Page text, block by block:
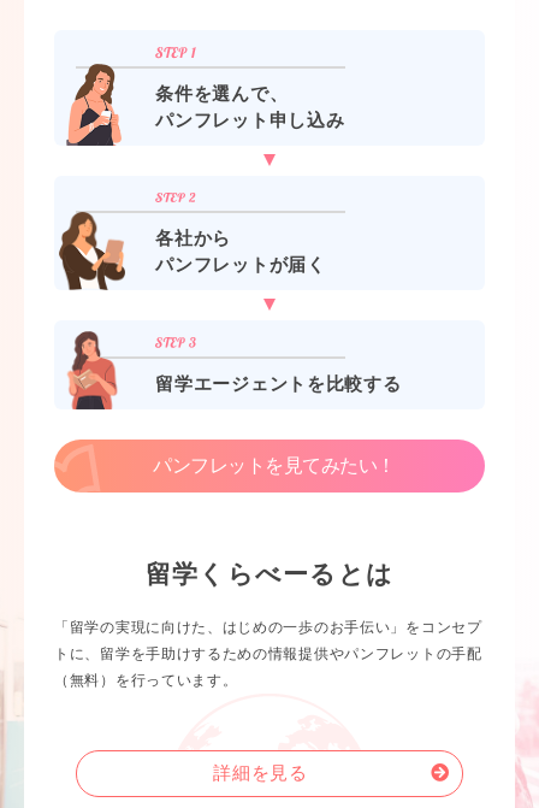
条件を選んで、
パンフレット申し込み
各社から
パンフレットが届く
留学エージェントを比較する
パンフレットを見てみたい！
留学くらべーるとは
「留学の実現に向けた、はじめの一歩のお手伝い」をコンセプ
トに、留学を手助けするための情報提供やパンフレットの手配
（無料）を行っています。
詳細を見る